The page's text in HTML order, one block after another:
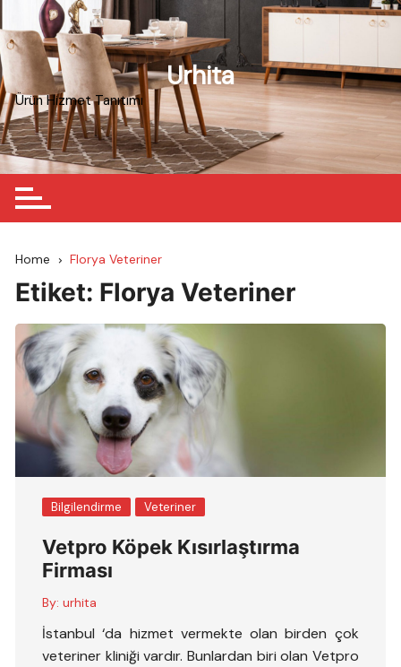
to
content
Urhita
Ürün Hizmet Tanıtımı
Home Florya Veteriner
Etiket: Florya Veteriner
Bilgilendirme Veteriner
Vetpro Köpek Kısırlaştırma
Firması
By: urhita
İstanbul ‘da hizmet vermekte olan birden çok
veteriner kliniği vardır. Bunlardan biri olan Vetpro